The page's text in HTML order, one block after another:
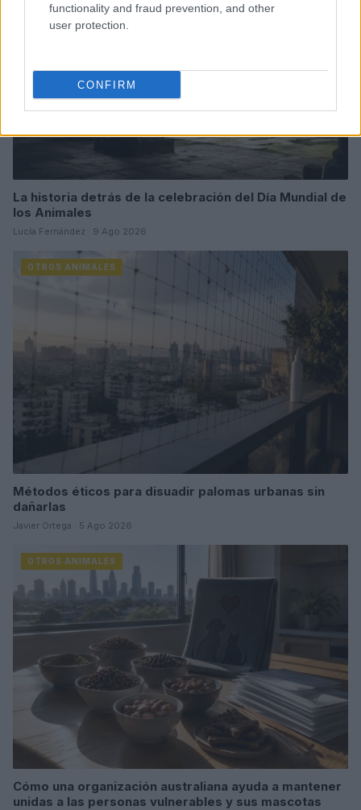
functionality and fraud prevention, and other
user protection.
CONFIRM
La historia detrás de la celebración del Día Mundial de
los Animales
Lucía Fernández · 9 Ago 2026
OTROS ANIMALES
Métodos éticos para disuadir palomas urbanas sin
dañarlas
Javier Ortega · 5 Ago 2026
OTROS ANIMALES
Cómo una organización australiana ayuda a mantener
unidas a las personas vulnerables y sus mascotas